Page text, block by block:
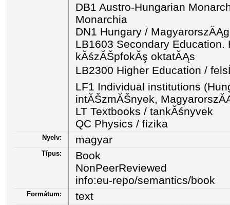
DB1 Austro-Hungarian
Monarchia
DN1 Hungary / MagyarorszĂĄg
LB1603 Secondary Education.
kĂśzĂŠpfokĂş oktatĂĄs
LB2300 Higher Education /
LF1 Individual institutions
intĂŠzmĂŠnyek,
LT Textbooks / tankĂśnyvek
QC Physics / fizika
Nyelv: magyar
Típus:
Book
NonPeerReviewed
info:eu-repo/semantics/book
Formátum: text